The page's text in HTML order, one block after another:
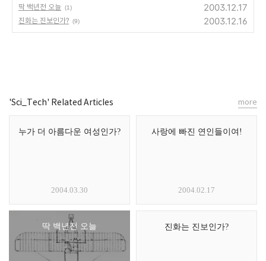
딱 백년전 오늘 (1) 2003.12.17
진화는 진보인가? (9) 2003.12.16
'Sci_Tech' Related Articles
누가 더 아름다운 여성인가?
2004.03.30
사랑에 빠진 연인들이여!
2004.02.17
딱 백년전 오늘 진화는 진보인가?
more